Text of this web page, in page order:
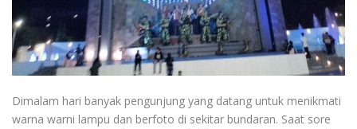
Dimalam hari banyak pengunjung yang datang untuk menikmati
warna warni lampu dan berfoto di sekitar bundaran. Saat sore